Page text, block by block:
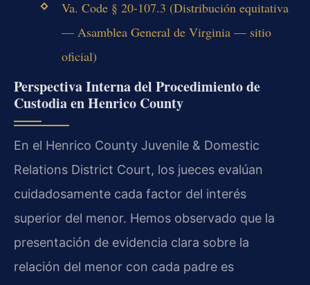
Va. Code § 20-107.3 (Distribución equitativa
— Asamblea General de Virginia — sitio
oficial)
Perspectiva Interna del Procedimiento de
Custodia en Henrico County
En el Henrico County Juvenile & Domestic
Relations District Court, los jueces evalúan
cuidadosamente cada factor del interés
superior del menor. Hemos observado que la
presentación de evidencia clara sobre la
relación del menor con cada padre es